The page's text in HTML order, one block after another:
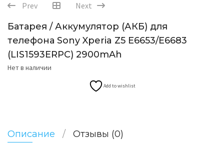
Prev Next
Батарея / Аккумулятор (АКБ) для
телефона Sony Xperia Z5 E6653/E6683
(LIS1593ERPC) 2900mAh
Нет в наличии
Add to wishlist
Описание Отзывы (0)